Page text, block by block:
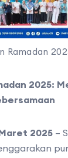
Ramadan
2025:
2025 –